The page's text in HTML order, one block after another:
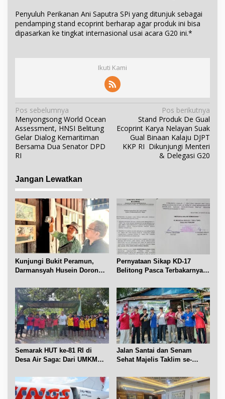
Penyuluh Perikanan Ani Saputra SPi yang ditunjuk sebagai
pendamping stand ecoprint berharap agar produk ini bisa
dipasarkan ke tingkat internasional usai acara G20 ini.*
Ikuti Kami
N
a
v
i
g
s
i
p
o
s
Pos sebelumnya
Menyongsong World Ocean
Assessment, HNSI Belitung
Gelar Dialog Kemaritiman
Bersama Dua Senator DPD
RI
Pos berikutnya
Stand Produk De Gual
Ecoprint Karya Nelayan Suak
Gual Binaan Kalaju DJPT
KKP RI Dikunjungi Menteri
& Delegasi G20
Jangan Lewatkan
Kunjungi Bukit Peramun,
Darmansyah Husein Dorong
Pernyataan Sikap KD-17
Belitong Pasca Terbakarnya
Semarak HUT ke-81 RI di
Desa Air Saga: Dari UMKM
Jalan Santai dan Senam
Sehat Majelis Taklim se-